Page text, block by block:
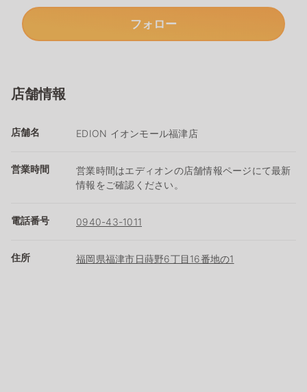
フォロー
店舗情報
店舗名 EDION イオンモール福津店
営業時間
営業時間はエディオンの店舗情報ページにて最新
情報をご確認ください。
電話番号 0940-43-1011
住所 福岡県福津市日蒔野6丁目16番地の1